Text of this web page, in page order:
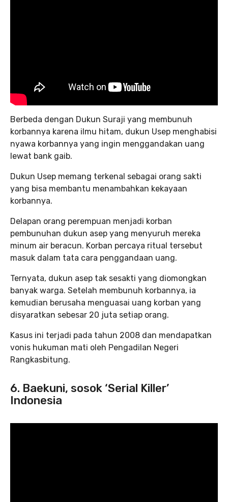
Berbeda dengan Dukun Suraji yang membunuh
korbannya karena ilmu hitam, dukun Usep menghabisi
nyawa korbannya yang ingin menggandakan uang
lewat bank gaib.
Dukun Usep memang terkenal sebagai orang sakti
yang bisa membantu menambahkan kekayaan
korbannya.
Delapan orang perempuan menjadi korban
pembunuhan dukun asep yang menyuruh mereka
minum air beracun. Korban percaya ritual tersebut
masuk dalam tata cara penggandaan uang.
Ternyata, dukun asep tak sesakti yang diomongkan
banyak warga. Setelah membunuh korbannya, ia
kemudian berusaha menguasai uang korban yang
disyaratkan sebesar 20 juta setiap orang.
Kasus ini terjadi pada tahun 2008 dan mendapatkan
vonis hukuman mati oleh Pengadilan Negeri
Rangkasbitung.
6. Baekuni, sosok ‘Serial Killer’
Indonesia